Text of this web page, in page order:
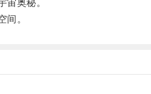
奥秘。
。